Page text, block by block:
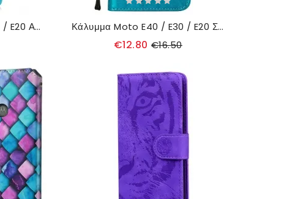
Κάλυμμα Moto E40 / E30 / E20 Απλό Γυαλιστερό Δερμάτινο Εφέ Κάλυμμα Moto E40 / E30 / E20 Σχέδιο Πεταλούδας
€12.80 €16.50